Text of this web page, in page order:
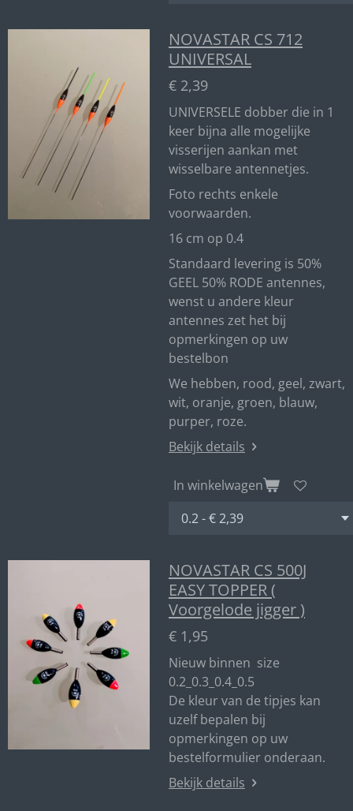
NOVASTAR CS 712
UNIVERSAL
€ 2,39
UNIVERSELE dobber die in 1
keer bijna alle mogelijke
visserijen aankan met
wisselbare antennetjes.
Foto rechts enkele
voorwaarden.
16 cm op 0.4
Standaard levering is 50%
GEEL 50% RODE antennes,
wenst u andere kleur
antennes zet het bij
opmerkingen op uw
bestelbon
We hebben, rood, geel, zwart,
wit, oranje, groen, blauw,
purper, roze.
Bekijk details
In winkelwagen
NOVASTAR CS 500J
EASY TOPPER (
Voorgelode jigger )
€ 1,95
Nieuw binnen size
0.2_0.3_0.4_0.5
De kleur van de tipjes kan
uzelf bepalen bij
opmerkingen op uw
bestelformulier onderaan.
Bekijk details